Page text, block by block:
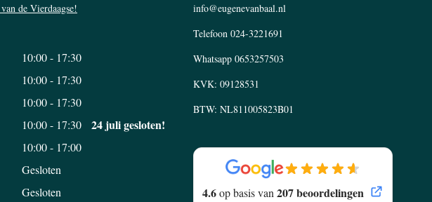
de Vierdaagse!
10:00 - 17:30
10:00 - 17:30
10:00 - 17:30
10:00 - 17:30 24 juli gesloten!
10:00 - 17:00
Gesloten
Gesloten
info@eugenevanbaal.nl
Telefoon 024-3221691
Whatsapp 0653257503
KVK: 09128531
BTW: NL811005823B01
4.6op basis van207 beoordelingen